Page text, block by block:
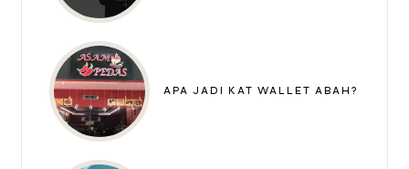
APA JADI KAT WALLET ABAH?